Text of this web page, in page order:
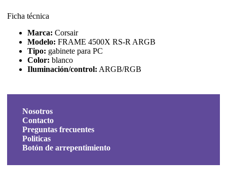
Ficha técnica
Marca: Corsair
Modelo: FRAME 4500X RS-R ARGB
Tipo: gabinete para PC
Color: blanco
Iluminación/control: ARGB/RGB
Nosotros
Contacto
Preguntas frecuentes
Politicas
Botón de arrepentimiento